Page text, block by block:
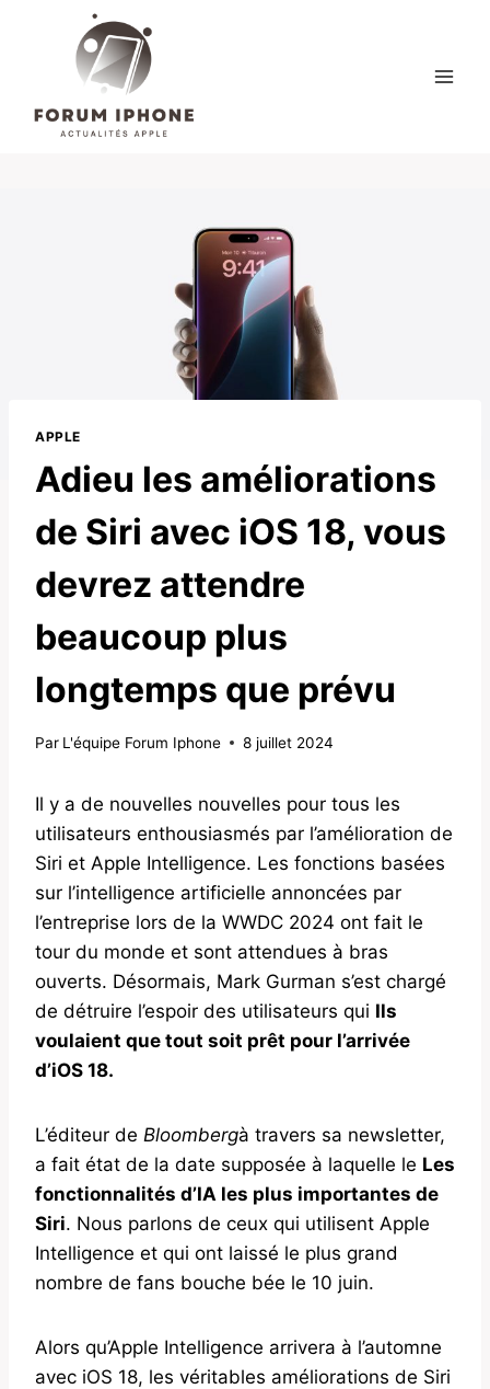
APPLE
Adieu les améliorations
de Siri avec iOS 18, vous
devrez attendre
beaucoup plus
longtemps que prévu
Par L'équipe Forum Iphone 8 juillet 2024
Il y a de nouvelles nouvelles pour tous les
utilisateurs enthousiasmés par l’amélioration de
Siri et Apple Intelligence. Les fonctions basées
sur l’intelligence artificielle annoncées par
l’entreprise lors de la WWDC 2024 ont fait le
tour du monde et sont attendues à bras
ouverts. Désormais, Mark Gurman s’est chargé
de détruire l’espoir des utilisateurs qui Ils
voulaient que tout soit prêt pour l’arrivée
d’iOS 18.
L’éditeur de Bloombergà travers sa newsletter,
a fait état de la date supposée à laquelle le Les
fonctionnalités d’IA les plus importantes de
Siri. Nous parlons de ceux qui utilisent Apple
Intelligence et qui ont laissé le plus grand
nombre de fans bouche bée le 10 juin.
Alors qu’Apple Intelligence arrivera à l’automne
avec iOS 18, les véritables améliorations de Siri